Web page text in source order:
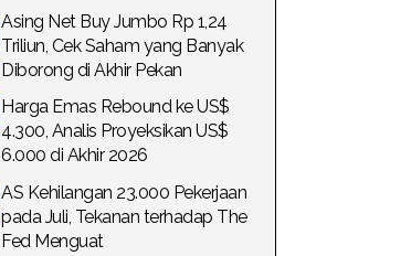
Asing Net Buy Jumbo Rp 1,24
Triliun, Cek Saham yang Banyak
Diborong di Akhir Pekan
Harga Emas Rebound ke US$
4.300, Analis Proyeksikan US$
6.000 di Akhir 2026
AS Kehilangan 23.000 Pekerjaan
pada Juli, Tekanan terhadap The
Fed Menguat